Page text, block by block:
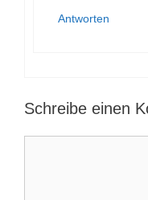
Antworten
Schreibe einen